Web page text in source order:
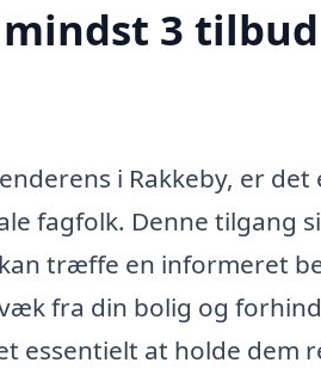
3
i Rakkeby, er
fagfolk. Denne tilgang
træffe en informeret
fra din bolig og
essentielt at holde dem